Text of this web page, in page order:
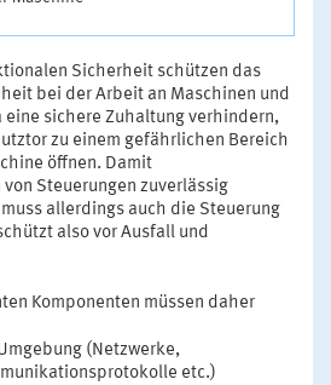
Sicherheit schützen das
bei der Arbeit an Maschinen und
eine sichere Zuhaltung verhindern,
zu einem gefährlichen Bereich
öffnen. Damit
Steuerungen zuverlässig
allerdings auch die Steuerung
also vor Ausfall und
Komponenten müssen daher
(Netzwerke,
etc.)